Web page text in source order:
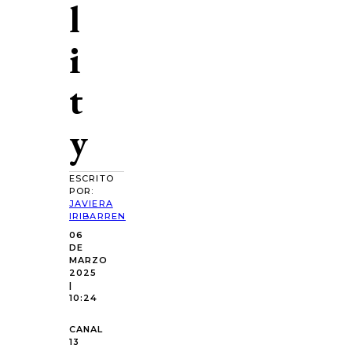
l
i
t
y
ESCRITO
POR:
JAVIERA
IRIBARREN
06
DE
MARZO
2025
|
10:24
CANAL
13